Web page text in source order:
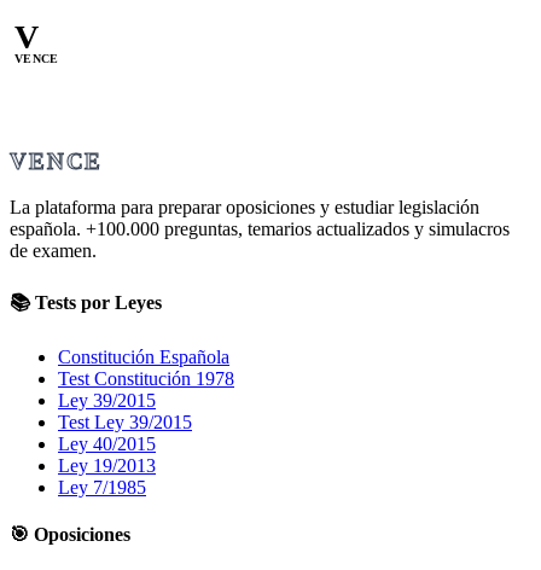
V
VENCE
VENCE
La plataforma para preparar oposiciones y estudiar legislación
española. +100.000 preguntas, temarios actualizados y simulacros
de examen.
📚 Tests por Leyes
Constitución Española
Test Constitución 1978
Ley 39/2015
Test Ley 39/2015
Ley 40/2015
Ley 19/2013
Ley 7/1985
🎯 Oposiciones